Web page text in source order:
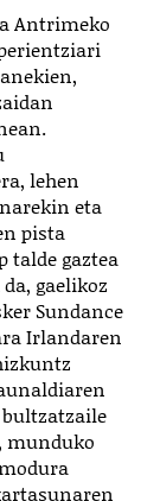
Antrimeko
lehen
eta
pista
talde gaztea
gaelikoz
Sundance
Irlandaren
munduko